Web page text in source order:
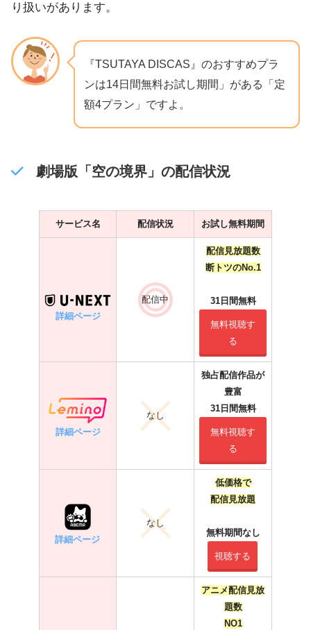
り扱いがあります。
『TSUTAYA DISCAS』のおすすめプラ
ンは14日間無料お試し期間」がある「定
額4プラン」ですよ。
劇場版「空の境界」の配信状況
サービス名 配信状況 お試し無料期間
詳細ページ
配信中
配信見放題数
断トツのNo.1
31日間無料
無料視聴す
る
詳細ページ
なし
独占配信作品が
豊富
31日間無料
無料視聴す
る
詳細ページ
なし
低価格で
配信見放題
無料期間なし
視聴する
アニメ配信見放
題数
NO1